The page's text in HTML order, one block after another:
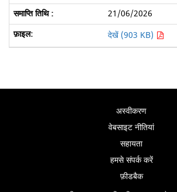
21/06/2026
देखें (903 KB)
अस्वीकरण
वेबसाइट नीतियां
सहायता
हमसे संपर्क करें
फ़ीडबैक